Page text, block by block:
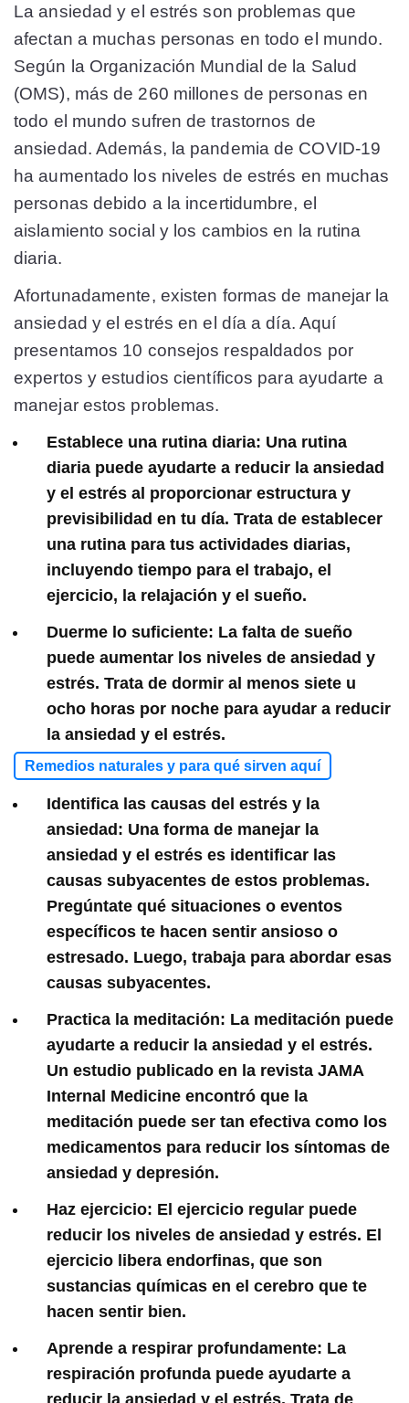
La ansiedad y el estrés son problemas que
afectan a muchas personas en todo el mundo.
Según la Organización Mundial de la Salud
(OMS), más de 260 millones de personas en
todo el mundo sufren de trastornos de
ansiedad. Además, la pandemia de COVID-19
ha aumentado los niveles de estrés en muchas
personas debido a la incertidumbre, el
aislamiento social y los cambios en la rutina
diaria.
Afortunadamente, existen formas de manejar la
ansiedad y el estrés en el día a día. Aquí
presentamos 10 consejos respaldados por
expertos y estudios científicos para ayudarte a
manejar estos problemas.
Establece una rutina diaria: Una rutina
diaria puede ayudarte a reducir la ansiedad
y el estrés al proporcionar estructura y
previsibilidad en tu día. Trata de establecer
una rutina para tus actividades diarias,
incluyendo tiempo para el trabajo, el
ejercicio, la relajación y el sueño.
Duerme lo suficiente: La falta de sueño
puede aumentar los niveles de ansiedad y
estrés. Trata de dormir al menos siete u
ocho horas por noche para ayudar a reducir
la ansiedad y el estrés.
Remedios naturales y para qué sirven aquí
Identifica las causas del estrés y la
ansiedad: Una forma de manejar la
ansiedad y el estrés es identificar las
causas subyacentes de estos problemas.
Pregúntate qué situaciones o eventos
específicos te hacen sentir ansioso o
estresado. Luego, trabaja para abordar esas
causas subyacentes.
Practica la meditación: La meditación puede
ayudarte a reducir la ansiedad y el estrés.
Un estudio publicado en la revista JAMA
Internal Medicine encontró que la
meditación puede ser tan efectiva como los
medicamentos para reducir los síntomas de
ansiedad y depresión.
Haz ejercicio: El ejercicio regular puede
reducir los niveles de ansiedad y estrés. El
ejercicio libera endorfinas, que son
sustancias químicas en el cerebro que te
hacen sentir bien.
Aprende a respirar profundamente: La
respiración profunda puede ayudarte a